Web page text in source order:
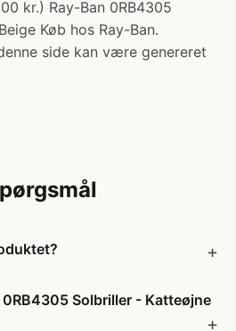
kr.) Ray-Ban 0RB4305
Køb hos Ray-Ban.
side kan være genereret
Solbriller - Katteøjne